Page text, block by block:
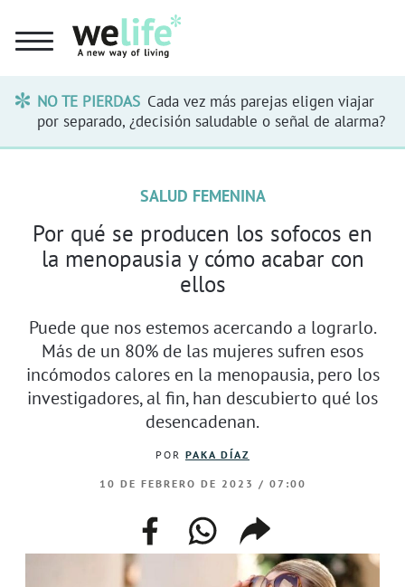
NO TE PIERDAS Cada vez más parejas eligen viajar
por separado, ¿decisión saludable o señal de alarma?
SALUD FEMENINA
Por qué se producen los sofocos en
la menopausia y cómo acabar con
ellos
Puede que nos estemos acercando a lograrlo.
Más de un 80% de las mujeres sufren esos
incómodos calores en la menopausia, pero los
investigadores, al fin, han descubierto qué los
desencadenan.
POR PAKA DÍAZ
10 DE FEBRERO DE 2023 / 07:00
facebookwhatsappcompartir
enlace